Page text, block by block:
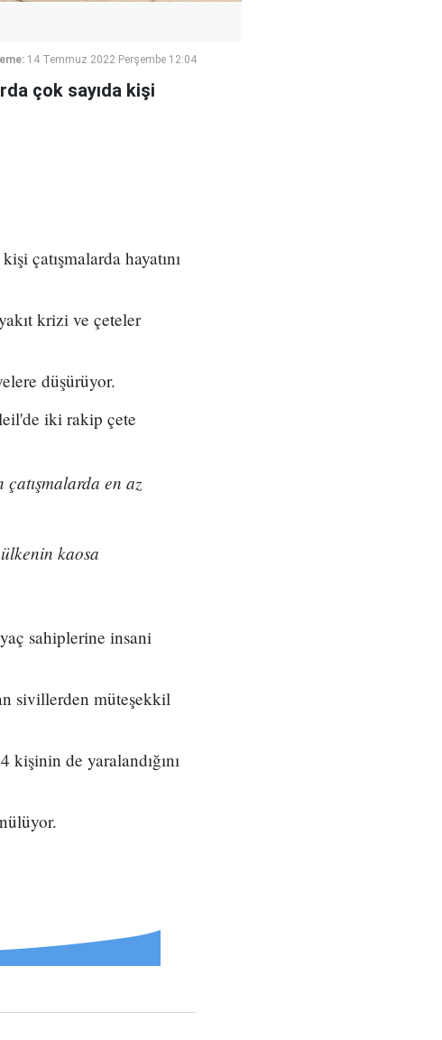
14 Temmuz 2022 Perşembe 12:04
çok sayıda kişi
çatışmalarda hayatını
krizi ve çeteler
düşürüyor.
iki rakip çete
en az
kaosa
sahiplerine insani
sivillerden müteşekkil
kişinin de yaralandığını